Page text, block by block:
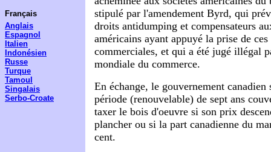
Français
Anglais
Espagnol
Italien
Indonésien
Russe
Turque
Tamoul
Singalais
Serbo-Croate
stipulé par l'amendement Byrd, qui
droits antidumping et compensateurs
américains ayant appuyé la prise de ces
commerciales, et qui a été jugé illégal
mondiale du commerce.
En échange, le gouvernement canadien
période (renouvelable) de sept ans
taxer le bois d'oeuvre si son prix
plancher ou si la part canadienne du
cent.